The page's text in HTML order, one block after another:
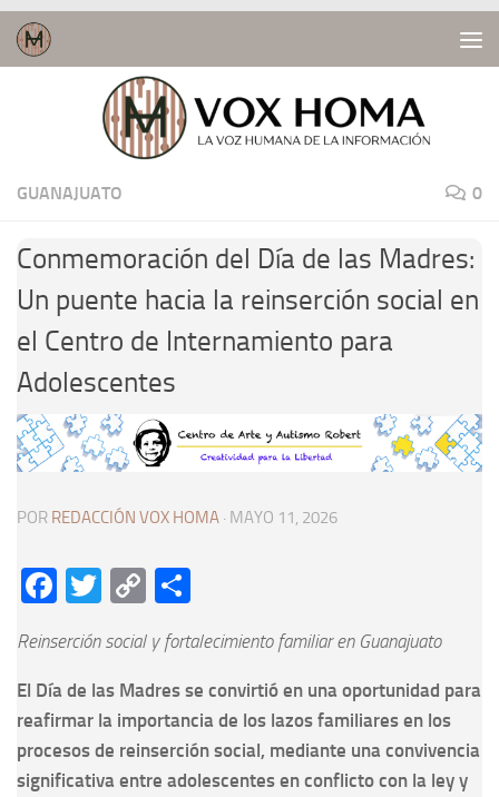
Saltar al contenido
GUANAJUATO 0
Conmemoración del Día de las Madres:
Un puente hacia la reinserción social en
el Centro de Internamiento para
Adolescentes
POR REDACCIÓN VOX HOMA · MAYO 11, 2026
Facebook
Twitter
Copy
Reinserción social y fortalecimiento familiar en Guanajuato
El Día de las Madres se convirtió en una oportunidad para
reafirmar la importancia de los lazos familiares en los
procesos de reinserción social, mediante una convivencia
significativa entre adolescentes en conflicto con la ley y